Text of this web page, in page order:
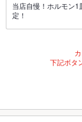
当店自慢！ホルモン
定！
下記ボタ